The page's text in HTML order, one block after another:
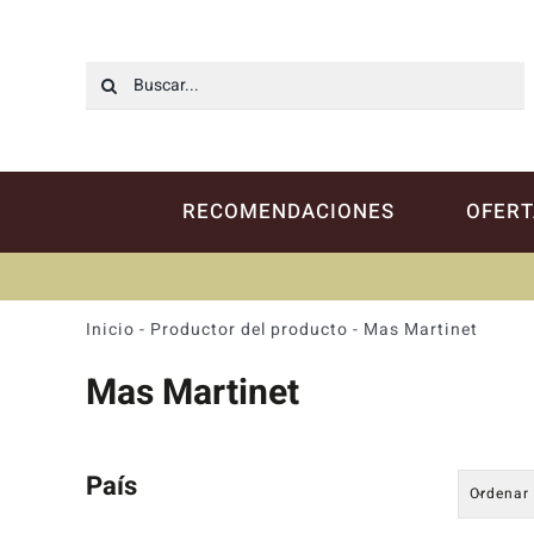
Buscar:
RECOMENDACIONES
Inicio - Productor del producto - Mas Martinet
Mas Martinet
País Ordenar